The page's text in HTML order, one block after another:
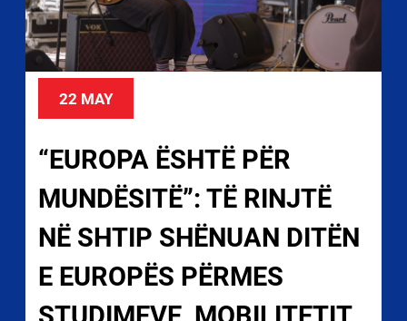
22 MAY
“EUROPA ËSHTË PËR
MUNDËSITË”: TË RINJTË
NË SHTIP SHËNUAN DITËN
E EUROPËS PËRMES